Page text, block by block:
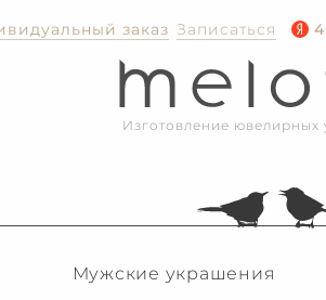
заказ Записаться
Изготовление ювелирных
Мужские украшения